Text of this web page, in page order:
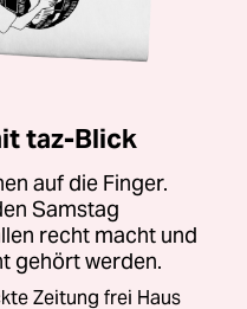
taz-Blick
auf die Finger.
Samstag
recht macht und
gehört werden.
Zeitung frei Haus